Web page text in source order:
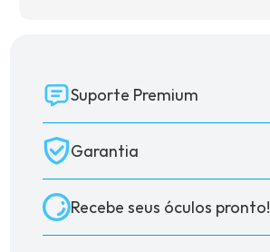
Suporte Premium
Garantia
Recebe seus óculos pronto!